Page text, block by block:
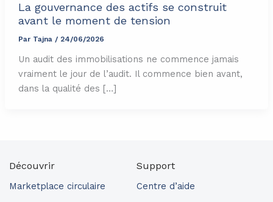
La gouvernance des actifs se construit
avant le moment de tension
Par Tajna / 24/06/2026
Un audit des immobilisations ne commence jamais
vraiment le jour de l’audit. Il commence bien avant,
dans la qualité des […]
Découvrir
Marketplace circulaire
Support
Centre d’aide